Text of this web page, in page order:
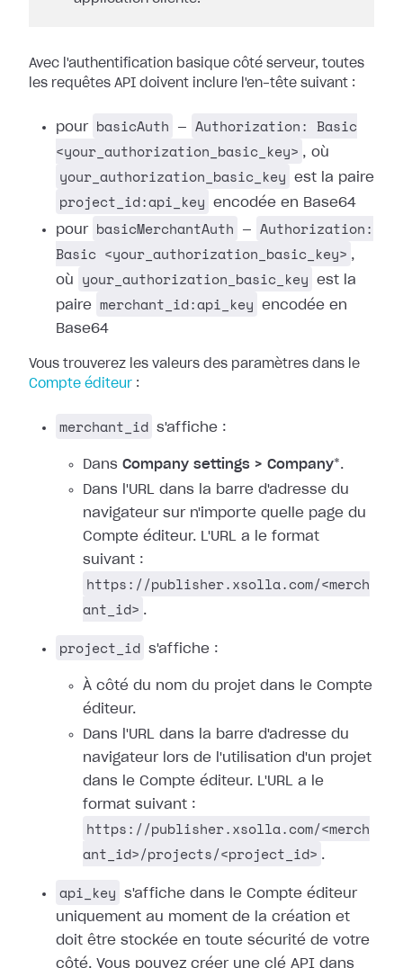
Avec l'authentification basique côté serveur, toutes
les requêtes API doivent inclure l'en-tête suivant :
pour basicAuth —
Authorization: Basic
<your_authorization_basic_key> , où
your_authorization_basic_key est la paire
project_id:api_key
encodée en Base64
pour basicMerchantAuth —
Authorization:
Basic <your_authorization_basic_key> ,
où
your_authorization_basic_key
est la
paire merchant_id:api_key
encodée en
Base64
Vous trouverez les valeurs des paramètres dans le
Compte éditeur :
merchant_id s'affiche :
Dans Company settings > Company*.
Dans l'URL dans la barre d'adresse du
navigateur sur n'importe quelle page du
Compte éditeur. L'URL a le format
suivant :
https://publisher.xsolla.com/<merch
ant_id> .
project_id s'affiche :
À côté du nom du projet dans le Compte
éditeur.
Dans l'URL dans la barre d'adresse du
navigateur lors de l'utilisation d'un projet
dans le Compte éditeur. L'URL a le
format suivant :
https://publisher.xsolla.com/<merch
ant_id>/projects/<project_id> .
api_key
s'affiche dans le Compte éditeur
uniquement au moment de la création et
doit être stockée en toute sécurité de votre
côté. Vous pouvez créer une clé API dans